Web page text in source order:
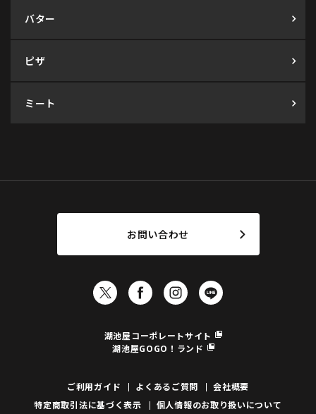
バター
ピザ
ミート
お問い合わせ
湖池屋コーポレートサイト
湖池屋GOGO！ランド
ご利用ガイド よくあるご質問
会社概要
特定商取引法に基づく表示
個人情報のお取り扱いについて